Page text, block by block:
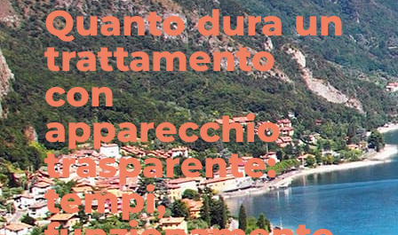
Quanto dura un
trattamento
con
apparecchio
trasparente:
tempi,